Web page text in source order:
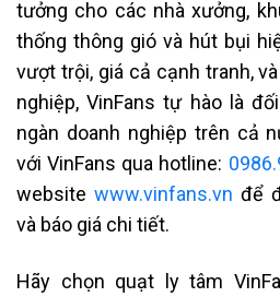
tưởng cho các nhà xưởng,
thống thông gió và hút bụi
vượt trội, giá cả cạnh tranh,
nghiệp, VinFans tự hào là
ngàn doanh nghiệp trên cả
với VinFans qua hotline:
website www.vinfans.vn để
và báo giá chi tiết.
Hãy chọn quạt ly tâm